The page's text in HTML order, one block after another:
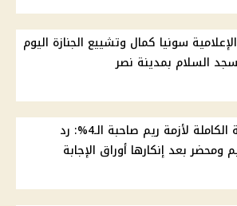
سونيا كمال وتشييع الجنازة اليوم
السلام بمدينة نصر
القصة الكاملة لأزمة ريم صاحبة الـ4%: رد
ومحضر بعد إنكارها أوراق الإجابة